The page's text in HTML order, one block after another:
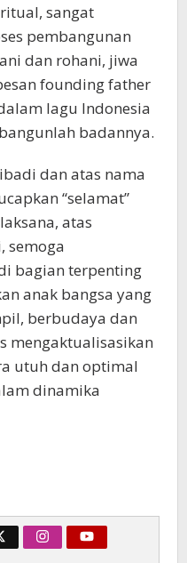
sangat
pembangunan
dan rohani, jiwa
founding father
lagu Indonesia
badannya.
dan atas nama
“selamat”
atas
semoga
bagian terpenting
anak bangsa yang
berbudaya dan
mengaktualisasikan
utuh dan optimal
dinamika